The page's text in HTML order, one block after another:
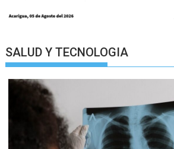
SALUD Y TECNOLOGIA